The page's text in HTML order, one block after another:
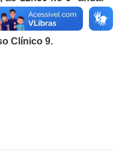
Clínico 9.